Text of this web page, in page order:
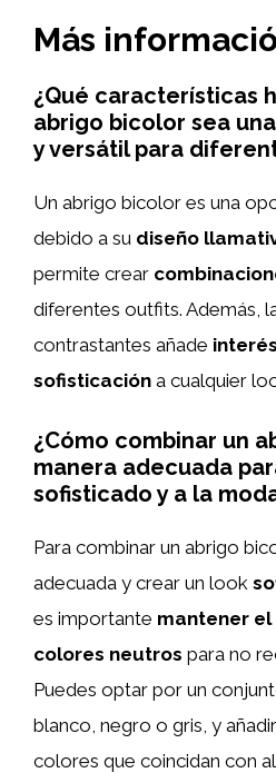
Más
¿Qué características
abrigo bicolor sea
y versátil para
Un abrigo bicolor es una
debido a su diseño
permite crear
diferentes outfits. Además,
contrastantes añade
sofisticación a cualquier
¿Cómo combinar un
manera adecuada
sofisticado y a la
Para combinar un abrigo
adecuada y crear un look
es importante mantener
colores neutros para no
Puedes optar por un
blanco, negro o gris, y
colores que coincidan con